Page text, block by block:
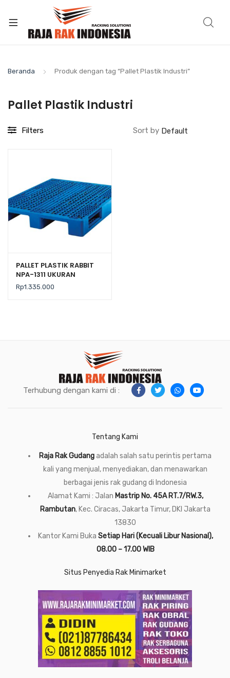
Beranda Produk dengan tag “Pallet Plastik Industri”
Pallet Plastik Industri
Filters Sort by
PALLET PLASTIK RABBIT
NPA-1311 UKURAN
130x110x16 CM, JUAL
HARGA BERSAING
Rp1.335.000
Terhubung dengan kami di :
Tentang Kami
Raja Rak Gudangadalah salah satu perintis pertama
kali yang menjual, menyediakan, dan menawarkan
berbagai jenis rak gudang di Indonesia
Alamat Kami : Jalan Mastrip No. 45A RT.7/RW.3,
Rambutan, Kec. Ciracas, Jakarta Timur, DKI Jakarta
13830
Kantor Kami Buka Setiap Hari (Kecuali Libur Nasional),
08.00 – 17.00 WIB
Situs Penyedia Rak Minimarket